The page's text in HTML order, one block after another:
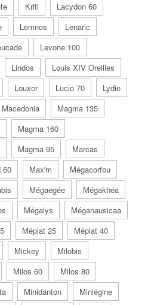
Kriti
Lacydon 60
Lemnos
Lenaric
Levone 100
Lindos
Louis XIV Oreilles
Louxor Lucio 70
Lydie
Macedonia
Magma 135
Magma 160
Magma 95
Marcas
60 Max'm
Mégacorfou
Mégaegée
Mégakhéa
Mégalys
Méganausicaa
Méplat 25
Méplat 40
Mickey
Milobis
Milos 60
Milos 80
Minidanton
Miniégine